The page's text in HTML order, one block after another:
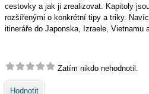
cestovky a jak ji zrealizovat. Kapitoly
rozšířenými o konkrétní tipy a triky.
itineráře do Japonska, Izraele, Vietnamu
Zatím nikdo nehodnotil.
Hodnotit